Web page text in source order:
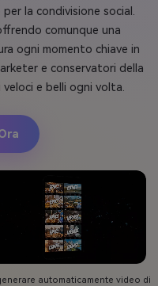
la condivisione social.
comunque una
ogni momento chiave in
e conservatori della
e belli ogni volta.
automaticamente video di